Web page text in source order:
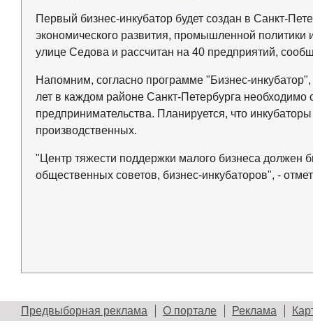
Первый бизнес-инкубатор будет создан в Санкт-
экономического развития, промышленной
улице Седова и рассчитан на 40 предприятий,
Напомним, согласно программе "Бизнес-
лет в каждом районе Санкт-Петербурга
предпринимательства. Планируется, что
производственных.
"Центр тяжести поддержки малого бизнеса должен
общественных советов, бизнес-инкубаторов", -
Предвыборная реклама О портале Реклама